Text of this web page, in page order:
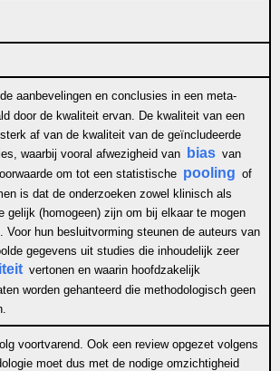
aanbevelingen en conclusies in een meta-
door de kwaliteit ervan. De kwaliteit van een
af van de kwaliteit van de geïncludeerde
waarbij vooral afwezigheid van
bias van
om tot een statistische pooling of
is dat de onderzoeken zowel klinisch als
gelijk (homogeen) zijn om bij elkaar te mogen
. Voor hun besluitvorming steunen de auteurs van
gegevens uit studies die inhoudelijk zeer
vertonen en waarin hoofdzakelijk
worden gehanteerd die methodologisch geen
voortvarend. Ook een review opgezet volgens
moet dus met de nodige omzichtigheid